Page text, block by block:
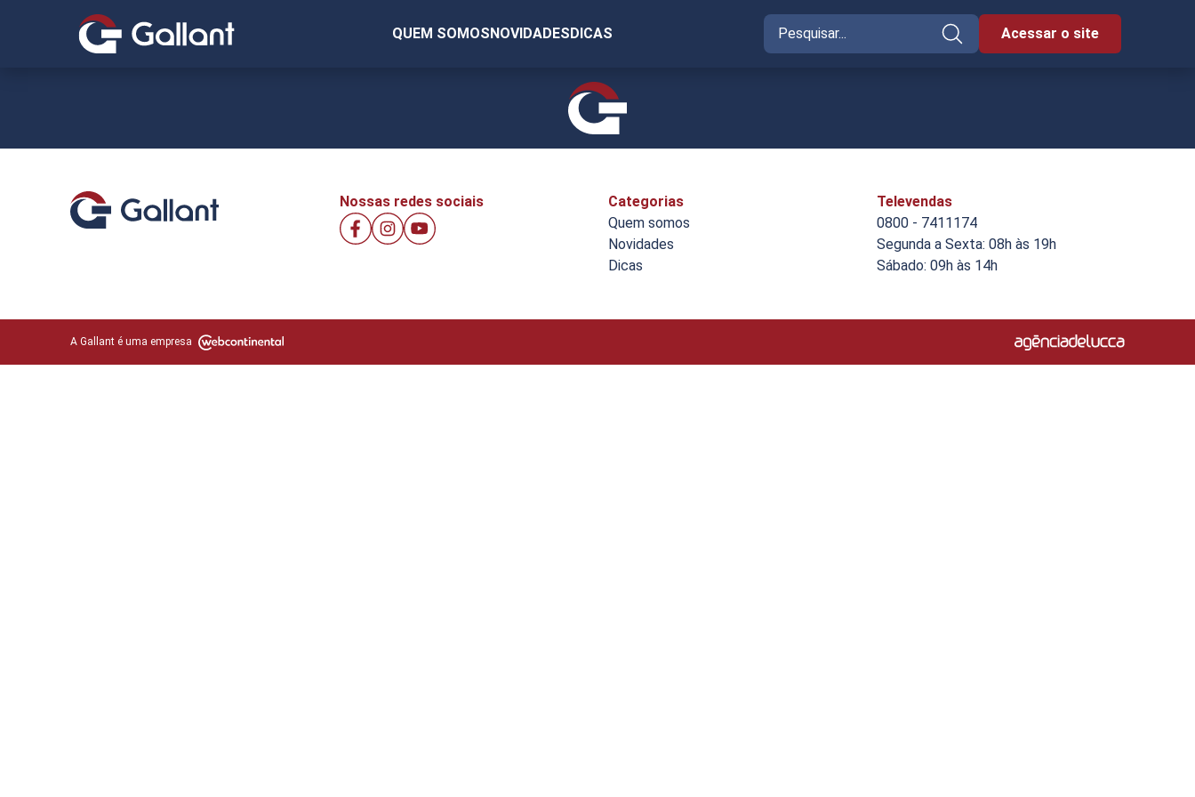
QUEM SOMOSNOVIDADESDICAS Acessar o site
Nossas redes sociais
Categorias
Quem somos
Novidades
Dicas
Televendas
0800 - 7411174
Segunda a Sexta: 08h às 19h
Sábado: 09h às 14h
A Gallant é uma empresa